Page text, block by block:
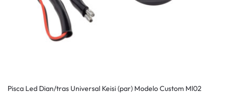
Pisca Led Dian/tras Universal Keisi (par) Modelo Custom Ml02